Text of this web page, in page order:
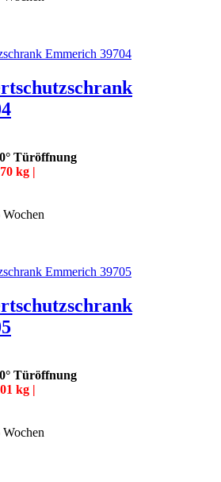
Türöffnung
kg |
Türöffnung
kg |